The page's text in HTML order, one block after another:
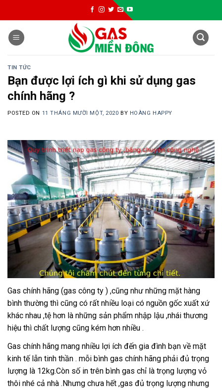
to
content
TIN TỨC
Bạn được lợi ích gì khi sử dụng gas
chính hãng ?
POSTED ON 11 THÁNG MƯỜI MỘT, 2020 BY HOÀNG HAPPY
Gas chính hãng (gas công ty ) ,cũng như những mặt hàng
bình thường thì cũng có rất nhiều loại có nguồn gốc xuất xứ
khác nhau ,tệ hơn là những sản phẩm nhập lậu ,nhái thương
hiệu thì chất lượng cũng kém hơn nhiều .
Gas chính hãng mang nhiều lợi ích đến gia đình bạn về mặt
kinh tế lẫn tinh thần . mỗi bình gas chính hãng phải đủ trọng
lượng là 12kg.Còn số in trên bình gas chỉ là trọng lượng vỏ
thôi nhé cả nhà .Nhưng chưa hết ,gas đủ trọng lượng nhưng